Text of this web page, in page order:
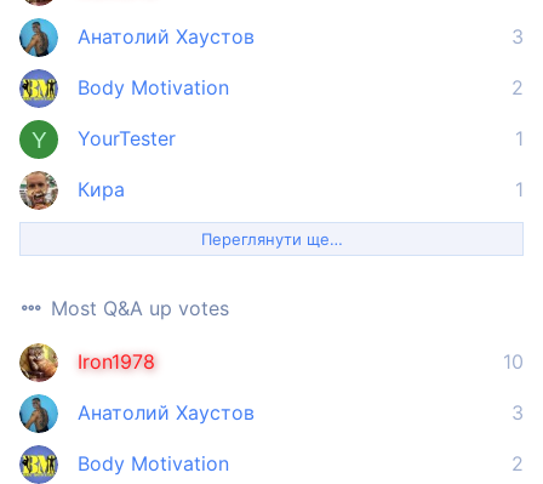
3
Анатолий Хаустов
2
Body Motivation
Y 1
YourTester
1
Кира
Переглянути ще…
Most Q&A up votes
10
Iron1978
3
Анатолий Хаустов
2
Body Motivation